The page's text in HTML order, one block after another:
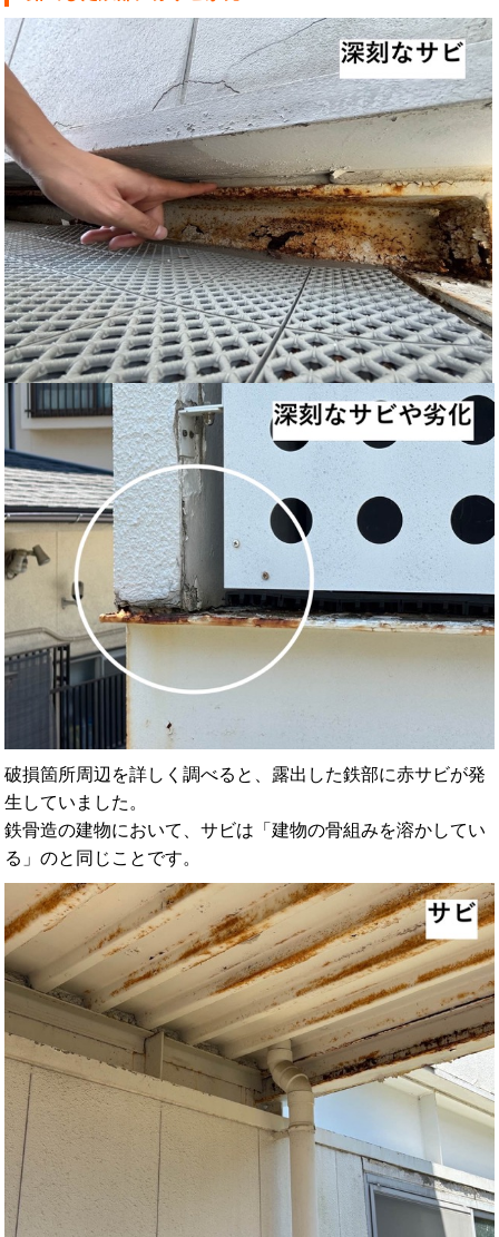
破損箇所周辺を詳しく調べると、露出した鉄部に赤サビが発
生していました。
鉄骨造の建物において、サビは「建物の骨組みを溶かしてい
る」のと同じことです。